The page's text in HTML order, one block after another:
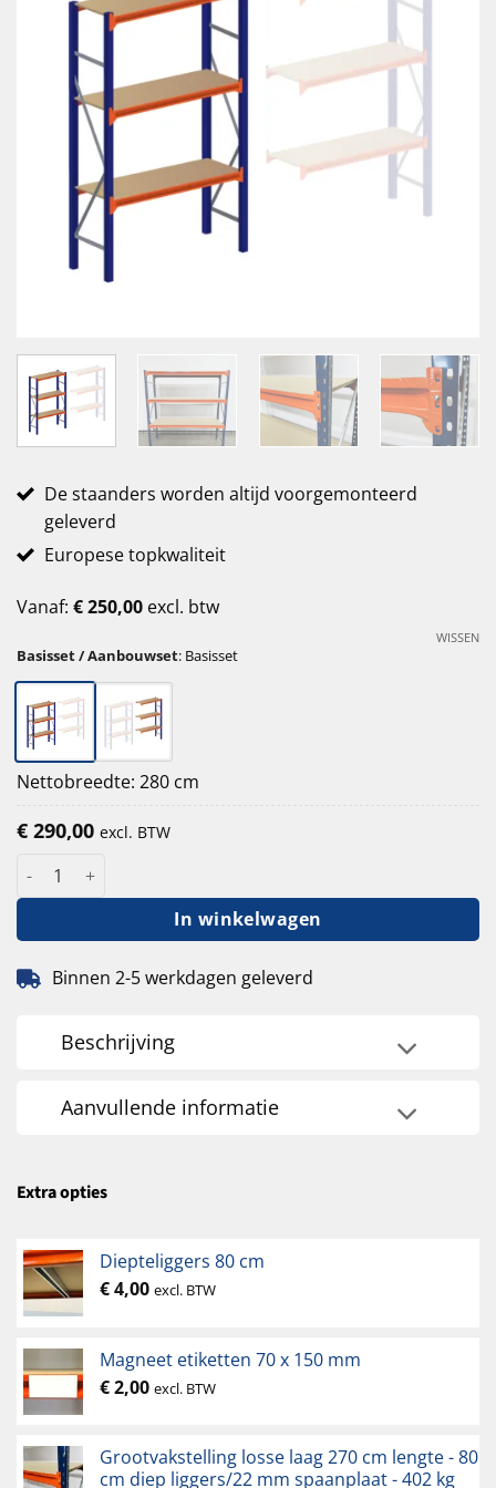
De staanders worden altijd voorgemonteerd
geleverd
Europese topkwaliteit
Vanaf: €250,00 excl. btw
Basisset / Aanbouwset: Basisset
WISSEN
Nettobreedte: 280 cm
€ 290,00 excl. BTW
Grootvakstelling 200 cm hoog - 80 cm diep - 270 cm 3 lagen -
In winkelwagen
Binnen 2-5 werkdagen geleverd
Beschrijving
Aanvullende informatie
Extra opties
Diepteliggers 80 cm
€4,00 excl. BTW
Magneet etiketten 70 x 150 mm
€2,00 excl. BTW
Grootvakstelling losse laag 270 cm lengte - 80
cm diep liggers/22 mm spaanplaat - 402 kg